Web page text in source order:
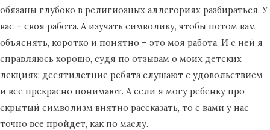
обязаны глубоко в религиозных аллегориях разбираться. У
вас – своя работа. А изучать символику, чтобы потом вам
объяснять, коротко и понятно – это моя работа. И с ней я
справляюсь хорошо, судя по отзывам о моих детских
лекциях: десятилетние ребята слушают с удовольствием
и все прекрасно понимают. А если я могу ребенку про
скрытый символизм внятно рассказать, то с вами у нас
точно все пройдет, как по маслу.